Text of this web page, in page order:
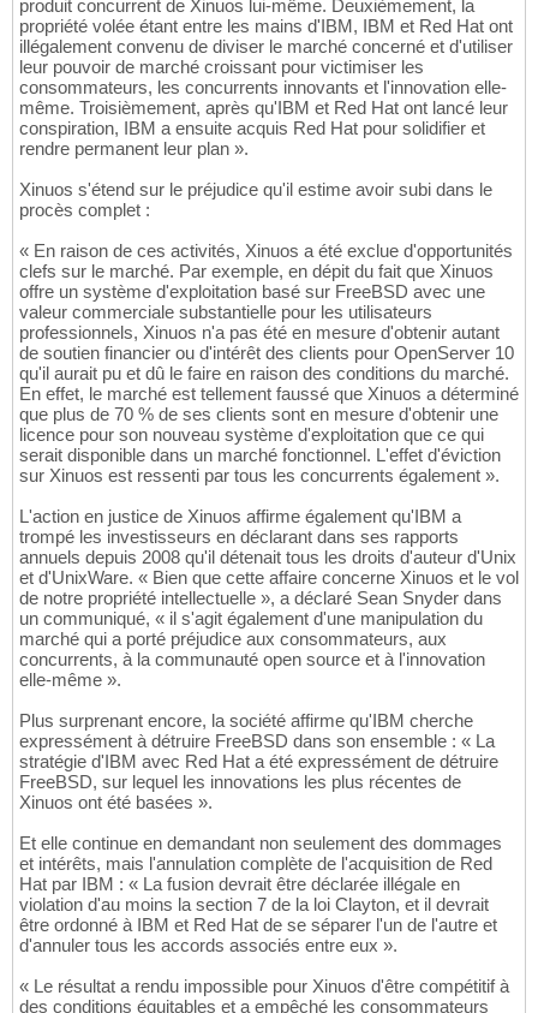
produit concurrent de Xinuos lui-même. Deuxièmement, la
propriété volée étant entre les mains d'IBM, IBM et Red Hat ont
illégalement convenu de diviser le marché concerné et d'utiliser
leur pouvoir de marché croissant pour victimiser les
consommateurs, les concurrents innovants et l'innovation elle-
même. Troisièmement, après qu'IBM et Red Hat ont lancé leur
conspiration, IBM a ensuite acquis Red Hat pour solidifier et
rendre permanent leur plan ».
Xinuos s'étend sur le préjudice qu'il estime avoir subi dans le
procès complet :
« En raison de ces activités, Xinuos a été exclue d'opportunités
clefs sur le marché. Par exemple, en dépit du fait que Xinuos
offre un système d'exploitation basé sur FreeBSD avec une
valeur commerciale substantielle pour les utilisateurs
professionnels, Xinuos n'a pas été en mesure d'obtenir autant
de soutien financier ou d'intérêt des clients pour OpenServer 10
qu'il aurait pu et dû le faire en raison des conditions du marché.
En effet, le marché est tellement faussé que Xinuos a déterminé
que plus de 70 % de ses clients sont en mesure d'obtenir une
licence pour son nouveau système d'exploitation que ce qui
serait disponible dans un marché fonctionnel. L'effet d'éviction
sur Xinuos est ressenti par tous les concurrents également ».
L'action en justice de Xinuos affirme également qu'IBM a
trompé les investisseurs en déclarant dans ses rapports
annuels depuis 2008 qu'il détenait tous les droits d'auteur d'Unix
et d'UnixWare. « Bien que cette affaire concerne Xinuos et le vol
de notre propriété intellectuelle », a déclaré Sean Snyder dans
un communiqué, « il s'agit également d'une manipulation du
marché qui a porté préjudice aux consommateurs, aux
concurrents, à la communauté open source et à l'innovation
elle-même ».
Plus surprenant encore, la société affirme qu'IBM cherche
expressément à détruire FreeBSD dans son ensemble : « La
stratégie d'IBM avec Red Hat a été expressément de détruire
FreeBSD, sur lequel les innovations les plus récentes de
Xinuos ont été basées ».
Et elle continue en demandant non seulement des dommages
et intérêts, mais l'annulation complète de l'acquisition de Red
Hat par IBM : « La fusion devrait être déclarée illégale en
violation d'au moins la section 7 de la loi Clayton, et il devrait
être ordonné à IBM et Red Hat de se séparer l'un de l'autre et
d'annuler tous les accords associés entre eux ».
« Le résultat a rendu impossible pour Xinuos d'être compétitif à
des conditions équitables et a empêché les consommateurs